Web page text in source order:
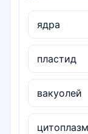
ядра
пластид
вакуолей